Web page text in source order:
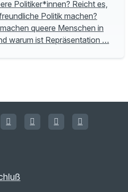
Politiker*innen? Reicht es,
Politik machen?
queere Menschen in
warum ist Repräsentation …